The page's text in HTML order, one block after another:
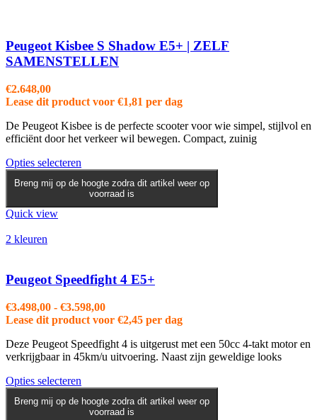
gekozen
worden
op
Peugeot Kisbee S Shadow E5+ | ZELF
SAMENSTELLEN
€2.648,00
Lease dit product voor €1,81 per dag
De Peugeot Kisbee is de perfecte scooter voor wie simpel, stijlvol en
efficiënt door het verkeer wil bewegen. Compact, zuinig
Opties selecteren
product
heeft
meerdere
worden
op
de
productpagina
Breng mij op de hoogte zodra dit artikel weer op
voorraad is
Quick view
2 kleuren
Peugeot Speedfight 4 E5+
€3.498,00 - €3.598,00Prijsklasse:
€3.498,00
€3.598,00
Lease dit product voor €2,45 per dag
Deze Peugeot Speedfight 4 is uitgerust met een 50cc 4-takt motor en
verkrijgbaar in 45km/u uitvoering. Naast zijn geweldige looks
Opties selecteren
product
heeft
Breng mij op de hoogte zodra dit artikel weer op
voorraad is